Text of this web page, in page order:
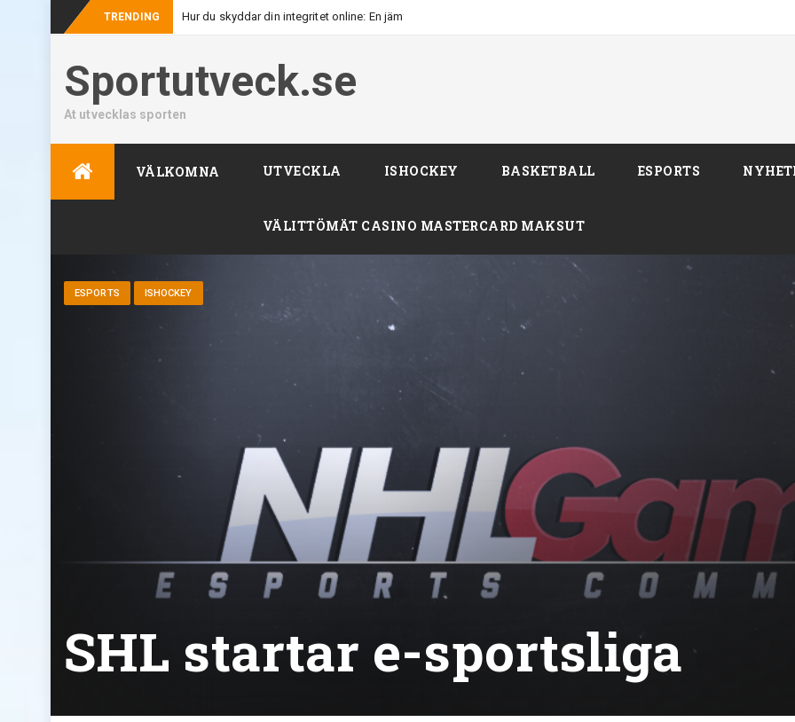
TRENDING
Sportutveck.se
At utvecklas sporten
VÄLKOMNA UTVECKLA ISHOCKEY BASKETBALL ESPORTS
VÄLITTÖMÄT CASINO MASTERCARD MAKSUT
ESPORTS ISHOCKEY
SHL startar e-sportsliga